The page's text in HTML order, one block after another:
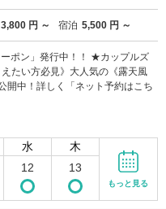
3,800 円 ～ 宿泊 5,500 円 ～
ポン」発行中！！ ★カップルズ
たい方必見》大人気の《露天風
開中！詳しく「ネット予約はこち
水 木
12 13
もっと見る